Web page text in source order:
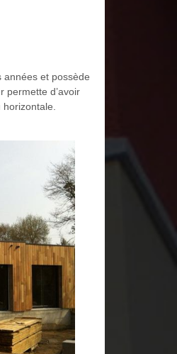
années et possède
permette d’avoir